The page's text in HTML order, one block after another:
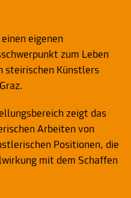
eigenen
zum Leben
steirischen Künstlers
zeigt das
Arbeiten von
Positionen, die
mit dem Schaffen